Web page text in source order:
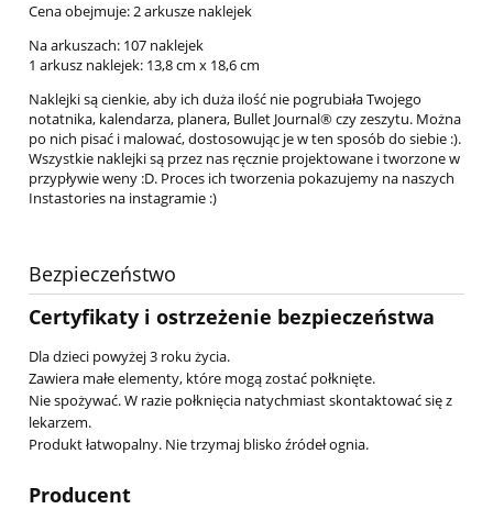
Cena obejmuje: 2 arkusze naklejek
Na arkuszach: 107 naklejek
1 arkusz naklejek: 13,8 cm x 18,6 cm
Naklejki są cienkie, aby ich duża ilość nie pogrubiała Twojego
notatnika, kalendarza, planera, Bullet Journal® czy zeszytu. Można
po nich pisać i malować, dostosowując je w ten sposób do siebie :).
Wszystkie naklejki są przez nas ręcznie projektowane i tworzone w
przypływie weny :D. Proces ich tworzenia pokazujemy na naszych
Instastories na instagramie :)
Bezpieczeństwo
Certyfikaty i ostrzeżenie bezpieczeństwa
Dla dzieci powyżej 3 roku życia.
Zawiera małe elementy, które mogą zostać połknięte.
Nie spożywać. W razie połknięcia natychmiast skontaktować się z
lekarzem.
Produkt łatwopalny. Nie trzymaj blisko źródeł ognia.
Producent